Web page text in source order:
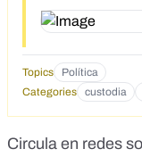
Topics Política
Categories
custodia
Circula en redes